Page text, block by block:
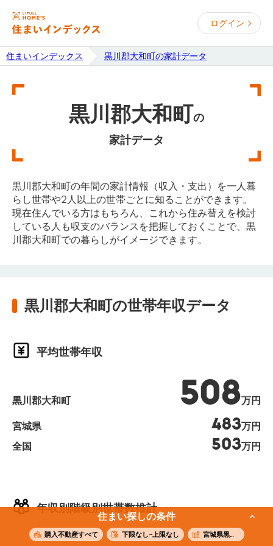
ログイン
住まいインデックス 黒川郡大和町の家計データ
住まい探しの条件
購入不動産すべて 下限なし~上限なし 宮城県黒川郡大和町
黒川郡大和町の
家計データ
黒川郡大和町の年間の家計情報（収入・支出）を一人暮
らし世帯や2人以上の世帯ごとに知ることができます。
現在住んでいる方はもちろん、これから住み替えを検討
している人も収支のバランスを把握しておくことで、黒
川郡大和町での暮らしがイメージできます。
黒川郡大和町の世帯年収データ
年収別階級別世帯数推計
平均世帯年収
黒川郡大和町 508万円
宮城県 483万円
全国
503万円